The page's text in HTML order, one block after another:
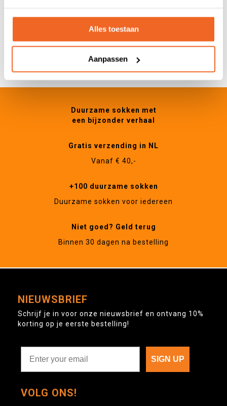
Alles toestaan
Aanpassen
Cadeaus
Duurzame sokken met
een bijzonder verhaal
Gratis verzending in NL
Vanaf € 40,-
+100 duurzame sokken
Duurzame sokken voor iedereen
Niet goed? Geld terug
Binnen 30 dagen na bestelling
NIEUWSBRIEF
Schrijf je in voor onze nieuwsbrief en ontvang 10%
korting op je eerste bestelling!
SIGN UP
VOLG ONS!